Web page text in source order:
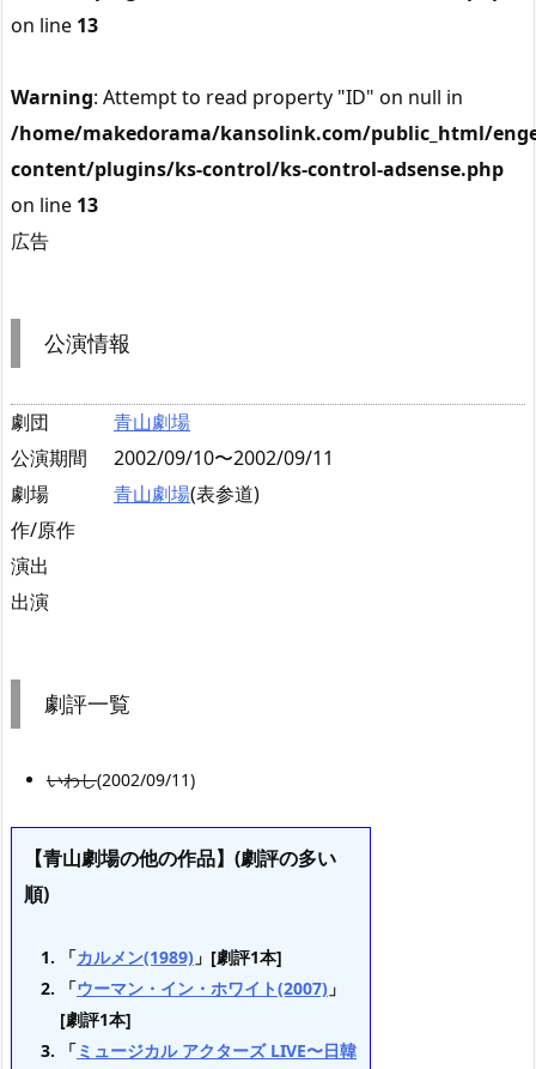
on line 13
Warning: Attempt to read property "ID" on null in
/home/makedorama/kansolink.com/public_html/
content/plugins/ks-control/ks-control-adsense.php
on line 13
広告
公演情報
劇団
青山劇場
公演期間
2002/09/10〜2002/09/11
劇場
青山劇場(表参道)
作/原作
演出
出演
劇評一覧
いわし(2002/09/11)
【青山劇場の他の作品】(劇評の多い
順)
「カルメン(1989) 」[劇評1本]
「ウーマン・イン・ホワイト(2007) 」
[劇評1本]
「ミュージカル アクターズ LIVE〜日韓